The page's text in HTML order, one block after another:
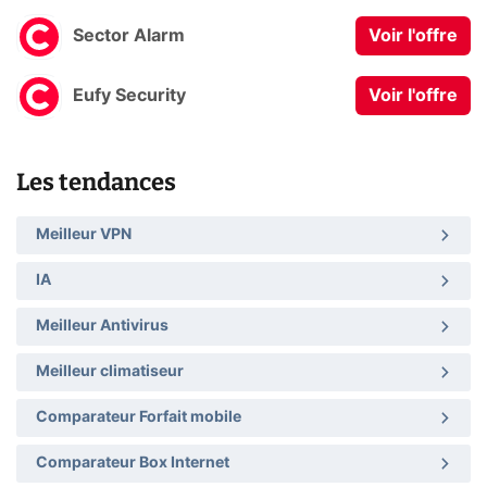
Sector Alarm Voir l'offre
Eufy Security Voir l'offre
Les tendances
Meilleur VPN
IA
Meilleur Antivirus
Meilleur climatiseur
Comparateur Forfait mobile
Comparateur Box Internet